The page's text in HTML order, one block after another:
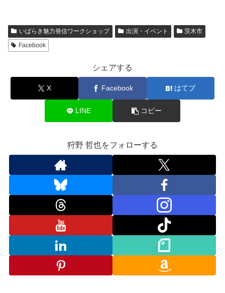
いばらき魅力発信ワークショップ 出演・イベント
茨木市
Facebook
シェアする
X Facebook はてブ
LINE コピー
狩野 哲也をフォローする